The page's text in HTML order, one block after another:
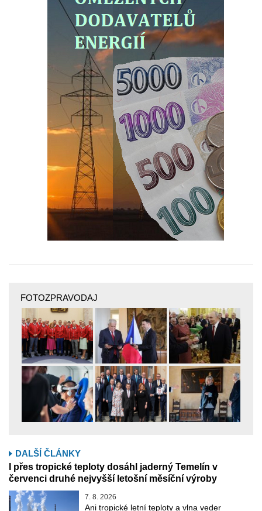
FOTOZPRAVODAJ
DALŠÍ ČLÁNKY
I přes tropické teploty dosáhl jaderný Temelín v
červenci druhé nejvyšší letošní měsíční výroby
7. 8. 2026
Ani tropické letní teploty a vlna veder